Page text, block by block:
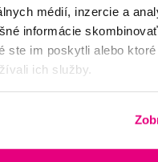
médií, inzercie a
informácie
ste im poskytli alebo
ich služby.
/5 (27x)
Na sklade > 5 ks
Ihneď v3 prodejnách